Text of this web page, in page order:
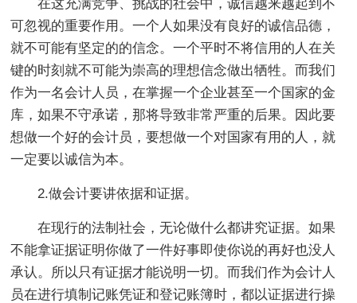
在这充满竞争、挑战的社会中，诚信越来越起到不
可忽视的重要作用。一个人如果没有良好的诚信品德，
就不可能有坚定的的信念。一个平时不将信用的人在关
键的时刻就不可能为崇高的理想信念做出牺牲。而我们
作为一名会计人员，在掌握一个企业甚至一个国家的金
库，如果不守承诺，那将导致非常严重的后果。因此要
想做一个好的会计员，要想做一个对国家有用的人，就
一定要以诚信为本。
2.做会计要讲依据和证据。
在现行的法制社会，无论做什么都讲究证据。如果
不能拿证据证明你做了一件好事即使你说的再好也没人
承认。所以只有证据才能说明一切。而我们作为会计人
员在进行填制记账凭证和登记账簿时，都以证据进行操